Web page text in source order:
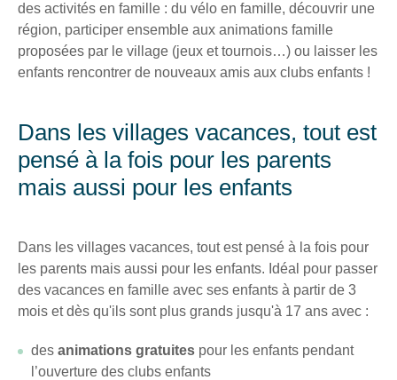
des activités en famille : du vélo en famille, découvrir une
région, participer ensemble aux animations famille
proposées par le village (jeux et tournois…) ou laisser les
enfants rencontrer de nouveaux amis aux clubs enfants !
Dans les villages vacances, tout est
pensé à la fois pour les parents
mais aussi pour les enfants
Dans les villages vacances, tout est pensé à la fois pour
les parents mais aussi pour les enfants. Idéal pour passer
des vacances en famille avec ses enfants à partir de 3
mois et dès qu'ils sont plus grands jusqu'à 17 ans avec :
des animations gratuites pour les enfants pendant
l’ouverture des clubs enfants
Recevez
tous
les
15
directement
dans
votre
boîte
les
nouveautés,
bons
plans,
idées